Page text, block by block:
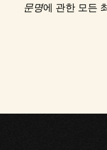
t
a
문명에 관한 모든